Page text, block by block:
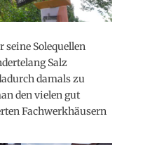
seine Solequellen
Salz
damals zu
den vielen gut
Fachwerkhäusern